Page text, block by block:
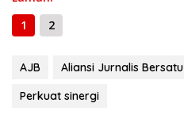
1
2
AJB Aliansi Jurnalis Bersatu
Perkuat sinergi